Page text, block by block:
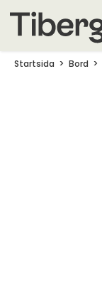
Startsida Bord